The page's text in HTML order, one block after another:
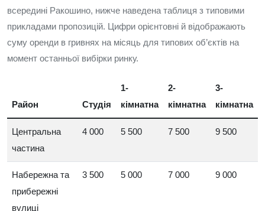
всередині Ракошино, нижче наведена таблиця з типовими
прикладами пропозицій. Цифри орієнтовні й відображають
суму оренди в гривнях на місяць для типових об’єктів на
момент останньої вибірки ринку.
Район Студія
1-
кімнатна
2-
кімнатна
3-
кімнатна
Центральна
частина
4 000 5 500 7 500 9 500
Набережна та
прибережні
вулиці
3 500 5 000 7 000 9 000